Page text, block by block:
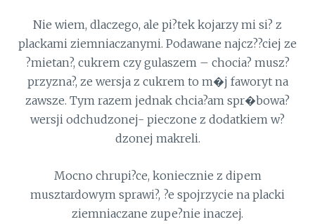
Nie wiem, dlaczego, ale pi?tek kojarzy mi si? z
plackami ziemniaczanymi. Podawane najcz??ciej ze
?mietan?, cukrem czy gulaszem – chocia? musz?
przyzna?, ze wersja z cukrem to m�j faworyt na
zawsze. Tym razem jednak chcia?am spr�bowa?
wersji odchudzonej- pieczone z dodatkiem w?
dzonej makreli.
Mocno chrupi?ce, koniecznie z dipem
musztardowym sprawi?, ?e spojrzycie na placki
ziemniaczane zupe?nie inaczej.